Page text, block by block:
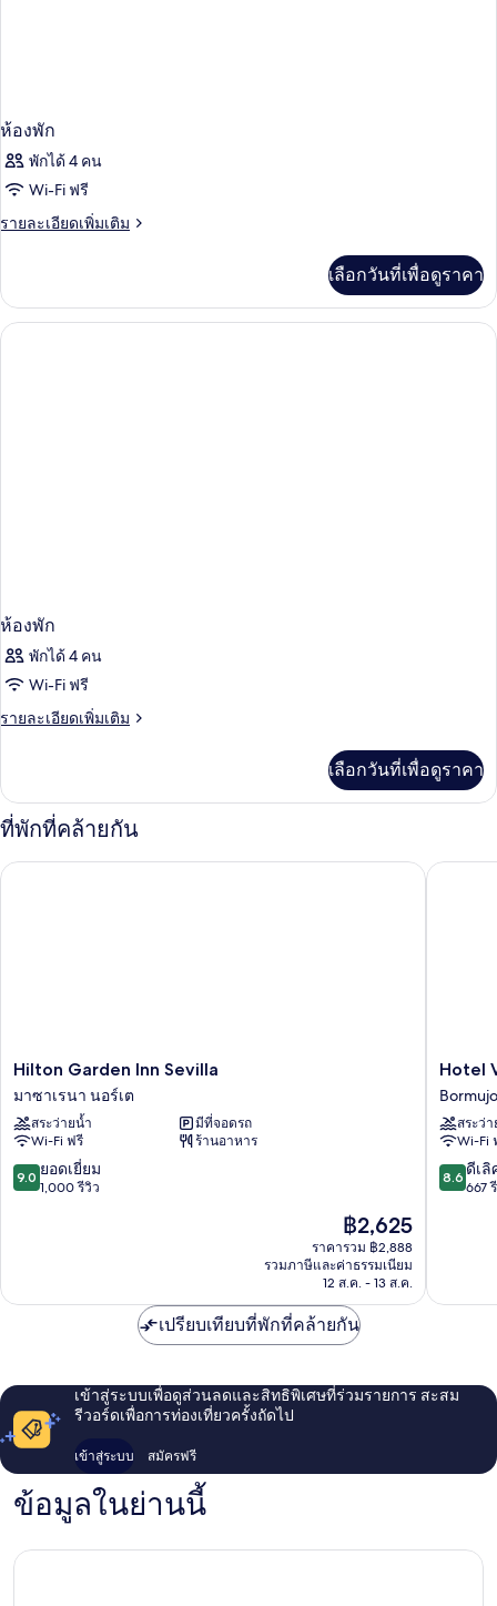
ห้องพัก
พักได้ 4 คน
Wi-Fi ฟรี
รายละเอียดเพิ่มเติม
ราย
เกี่ยว
กับ
ห้อง
เลือกวันที่เพื่อดูราคา
ห้องพัก
พักได้ 4 คน
Wi-Fi ฟรี
รายละเอียดเพิ่มเติม
ราย
เกี่ยว
กับ
ห้อง
พัก
เลือกวันที่เพื่อดูราคา
ที่พักที่คล้ายกัน
Hilton
Inn
Sevilla
มา
ซา
เรนา
Hilton Garden Inn Sevilla
มาซาเรนา นอร์เต
สระว่ายน้ำ
มีที่จอดรถ
Wi-Fi ฟรี
ร้านอาหาร
9.0
จาก
9.0 ยอดเยี่ยม
1,000 รีวิว
ราคา
ปัจจุบัน
คือ
฿2,625
฿2,625
ราคารวม ฿2,888
รวมภาษีและค่าธรรมเนียม
12 ส.ค. - 13 ส.ค.
Hilton Garden Inn Sevilla
Hotel
Vértice
Aljarafe
Hotel
สระว่
Wi-Fi
8.6
จาก
8.6 ดีเลิ
667
Hotel
เปรียบเทียบที่พักที่คล้ายกัน
เข้าสู่ระบบเพื่อดูส่วนลดและสิทธิพิเศษที่ร่วมรายการ สะสม
รีวอร์ดเพื่อการท่องเที่ยวครั้งถัดไป
เข้าสู่ระบบ สมัครฟรี
ข้อมูลในย่านนี้